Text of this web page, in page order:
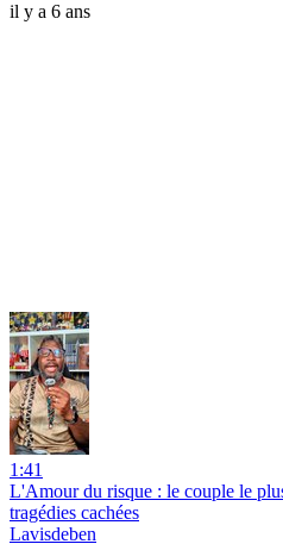
il y a 6 ans
1:41
L'Amour du risque : le couple le
tragédies cachées
Lavisdeben